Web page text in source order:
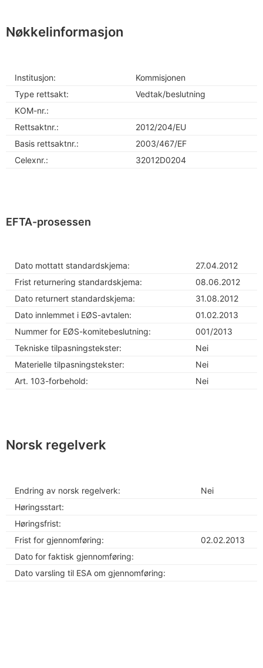
Nøkkelinformasjon
Institusjon:
Kommisjonen
Type rettsakt:
Vedtak/beslutning
KOM-nr.:
Rettsaktnr.:
2012/204/EU
Basis rettsaktnr.:
2003/467/EF
Celexnr.:
32012D0204
EFTA-prosessen
Dato mottatt standardskjema:
27.04.2012
Frist returnering standardskjema:
08.06.2012
Dato returnert standardskjema:
31.08.2012
Dato innlemmet i EØS-avtalen:
01.02.2013
Nummer for EØS-komitebeslutning:
001/2013
Tekniske tilpasningstekster:
Nei
Materielle tilpasningstekster:
Nei
Art. 103-forbehold:
Nei
Norsk regelverk
Endring av norsk regelverk:
Nei
Høringsstart:
Høringsfrist:
Frist for gjennomføring:
02.02.2013
Dato for faktisk gjennomføring:
Dato varsling til ESA om gjennomføring: